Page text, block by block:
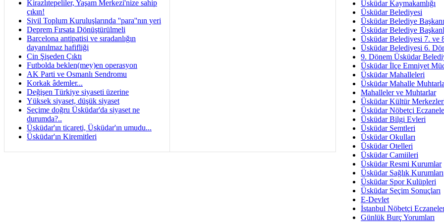
Kirazlıtepeliler, Yaşam Merkezi'nize sahip
çıkın!
Sivil Toplum Kuruluşlarında ''para''nın yeri
Deprem Fırsata Dönüştürülmeli
Barcelona antipatisi ve sıradanlığın
dayanılmaz hafifliği
Cin Şişeden Çıktı
Futbolda beklen(mey)en operasyon
AK Parti ve Osmanlı Sendromu
Korkak âdemler...
Değişen Türkiye siyaseti üzerine
Yüksek siyaset, düşük siyaset
Seçime doğru Üsküdar'da siyaset ne
durumda?..
Üsküdar'ın ticareti, Üsküdar'ın umudu...
Üsküdar'ın Kiremitleri
Hukukun
Av.
İmar Sorunlarının Genel
Arakan
Bayramın
Ruhsal
Üsküdar
Üsküdar Kaymakamlığı
Üsküdar Belediyesi
Üsküdar Belediye Başkanı
Üsküdar Belediye
Üsküdar Belediyesi 7. ve
Üsküdar Belediyesi 6.
9. Dönem Üsküdar
Üsküdar İlçe Emniyet
Üsküdar Mahalleleri
Üsküdar Mahalle
Mahalleler ve Muhtarlar
Üsküdar Kültür
Üsküdar Nöbetçi
Üsküdar Bilgi Evleri
Üsküdar Semtleri
Üsküdar Okulları
Üsküdar Otelleri
Üsküdar Camiileri
Üsküdar Resmi Kurumlar
Üsküdar Sağlık Kurumları
Üsküdar Spor Kulüpleri
Üsküdar Seçim Sonuçları
E-Devlet
İstanbul Nöbetçi
Günlük Burç Yorumları